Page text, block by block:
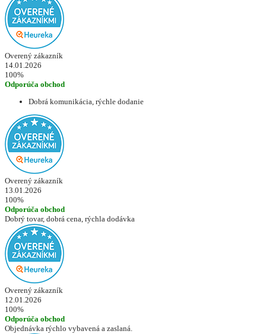
Overený zákazník
14.01.2026
100%
Odporúča obchod
Dobrá komunikácia, rýchle dodanie
Overený zákazník
13.01.2026
100%
Odporúča obchod
Dobrý tovar, dobrá cena, rýchla dodávka
Overený zákazník
12.01.2026
100%
Odporúča obchod
Objednávka rýchlo vybavená a zaslaná.